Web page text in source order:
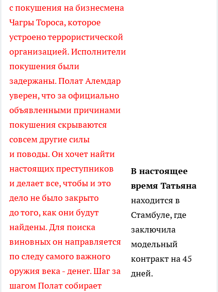
с покушения на бизнесмена
Чагры Тороса, которое
устроено террористической
организацией. Исполнители
покушения были
задержаны. Полат Алемдар
уверен, что за официально
объявленными причинами
покушения скрываются
совсем другие силы
и поводы. Он хочет найти
настоящих преступников
и делает все, чтобы и это
дело не было закрыто
до того, как они будут
найдены. Для поиска
виновных он направляется
по следу самого важного
оружия века - денег. Шаг за
шагом Полат собирает
В настоящее
время Татьяна
находится в
Стамбуле, где
заключила
модельный
контракт на 45
дней.